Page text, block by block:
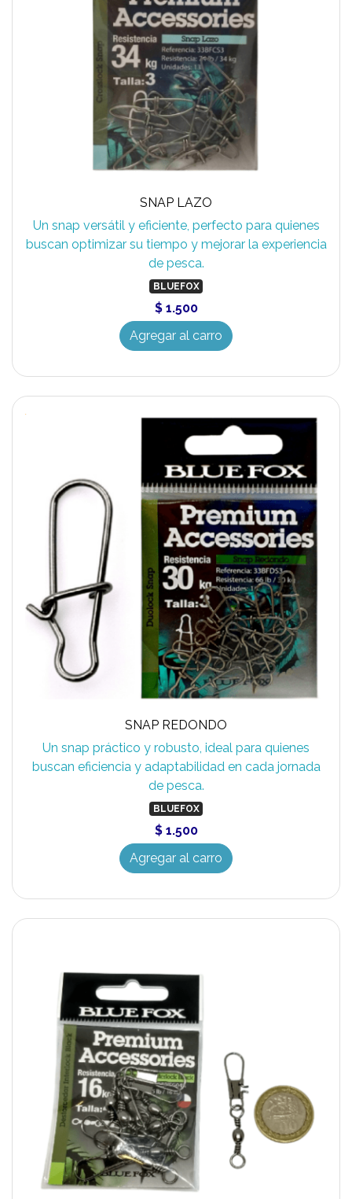
SNAP LAZO
Un snap versátil y eficiente, perfecto para quienes
buscan optimizar su tiempo y mejorar la experiencia
de pesca.
BLUEFOX
$ 1.500
Agregar al carro
SNAP REDONDO
Un snap práctico y robusto, ideal para quienes
buscan eficiencia y adaptabilidad en cada jornada
de pesca.
BLUEFOX
$ 1.500
Agregar al carro